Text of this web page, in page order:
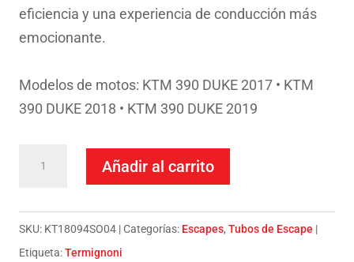
eficiencia y una experiencia de conducción más
emocionante.
Modelos de motos: KTM 390 DUKE 2017 • KTM
390 DUKE 2018 • KTM 390 DUKE 2019
Slip
On
Añadir al carrito
SKU: KT18094SO04 Categorías: Escapes,Tubos de Escape
Etiqueta:Termignoni